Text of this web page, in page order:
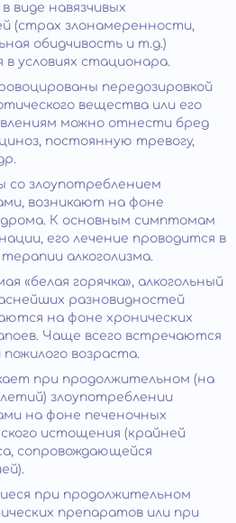
виде навязчивых
(страх злонамеренности,
обидчивость и т.д.)
условиях стационара.
передозировкой
вещества или его
можно отнести бред
постоянную тревогу,
со злоупотреблением
возникают на фоне
К основным симптомам
его лечение проводится в
алкоголизма.
«белая горячка», алкогольный
разновидностей
на фоне хронических
Чаще всего встречаются
возраста.
при продолжительном (на
злоупотреблении
на фоне печеночных
истощения (крайней
сопровождающейся
при продолжительном
препаратов или при